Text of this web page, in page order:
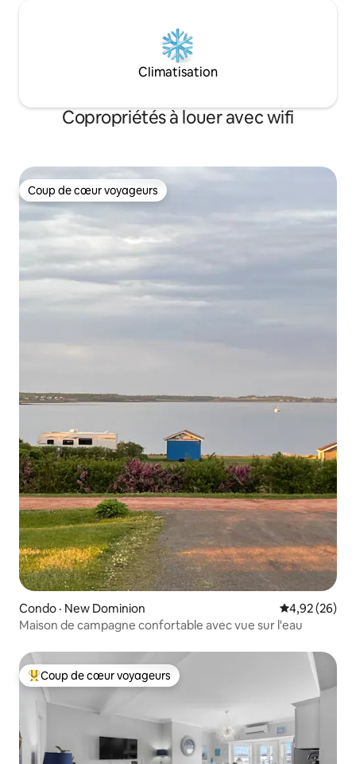
Climatisation
Copropriétés à louer avec wifi
Coup de cœur voyageurs
Coup de cœur voyageurs
Condo · New Dominion Note
4,92 (26)
Maison de campagne confortable avec vue sur l'eau
Coup de cœur voyageurs parmi les plus aimés
Coup de cœur voyageurs